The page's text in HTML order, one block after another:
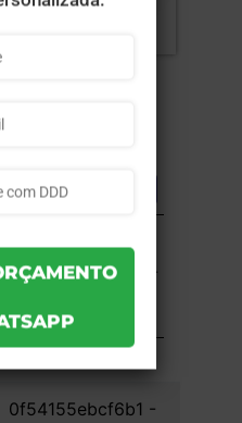
Compartilhar
4x4 - 8,7x5,7cm -
0f54155ebcf6b1 -